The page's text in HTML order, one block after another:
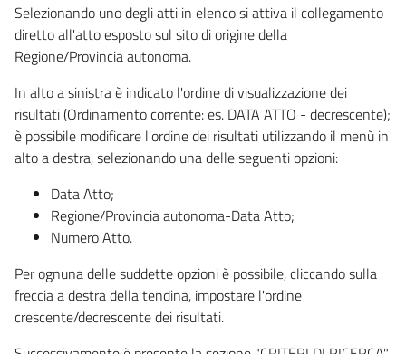
Selezionando uno degli atti in elenco si attiva il collegamento
diretto all'atto esposto sul sito di origine della
Regione/Provincia autonoma.
In alto a sinistra è indicato l'ordine di visualizzazione dei
risultati (Ordinamento corrente: es. DATA ATTO - decrescente);
è possibile modificare l'ordine dei risultati utilizzando il menù in
alto a destra, selezionando una delle seguenti opzioni:
Data Atto;
Regione/Provincia autonoma-Data Atto;
Numero Atto.
Per ognuna delle suddette opzioni è possibile, cliccando sulla
freccia a destra della tendina, impostare l'ordine
crescente/decrescente dei risultati.